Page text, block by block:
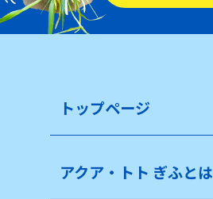
トップページ
アクア・トト ぎふとは